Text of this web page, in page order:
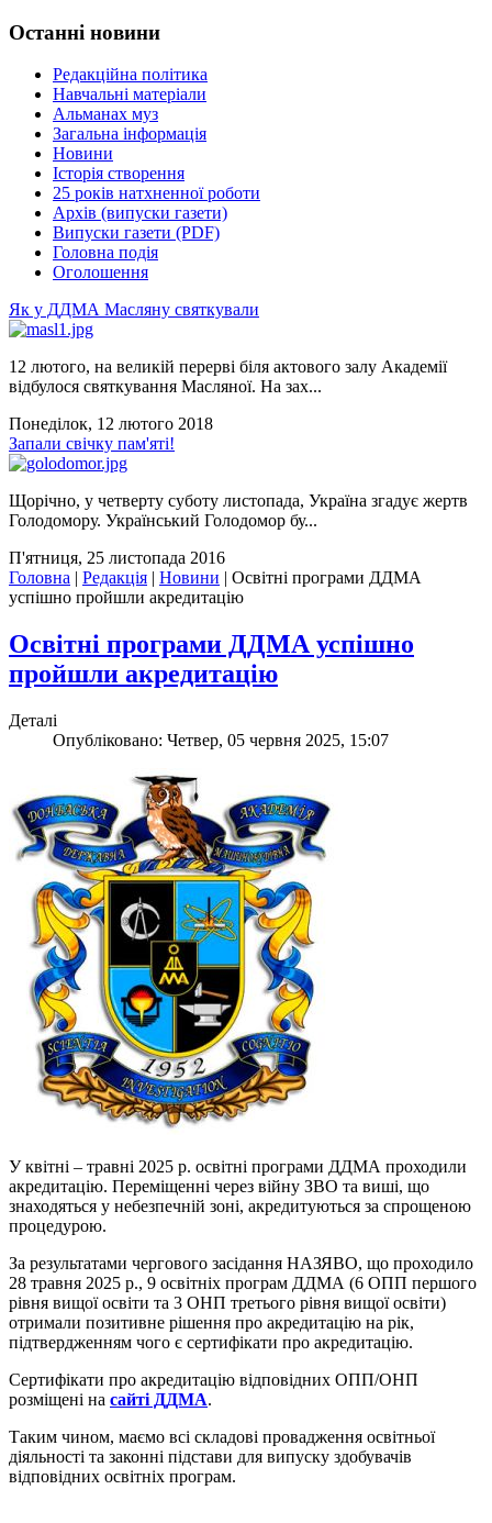
Останні новини
Редакційна політика
Навчальні матеріали
Альманах муз
Загальна інформація
Новини
Історія створення
25 років натхненної роботи
Архів (випуски газети)
Випуски газети (PDF)
Головна подія
Оголошення
Як у ДДМА Масляну святкували
12 лютого, на великій перерві біля актового залу Академії
відбулося святкування Масляної. На зах...
Понеділок, 12 лютого 2018
Запали свічку пам'яті!
Щорічно, у четверту суботу листопада, Україна згадує жертв
Голодомору. Український Голодомор бу...
П'ятниця, 25 листопада 2016
Головна | Редакція | Новини | Освітні програми ДДМА
успішно пройшли акредитацію
Освітні програми ДДМА успішно
пройшли акредитацію
Деталі
Опубліковано: Четвер, 05 червня 2025, 15:07
У квітні – травні 2025 р. освітні програми ДДМА проходили
акредитацію. Переміщенні через війну ЗВО та виші, що
знаходяться у небезпечній зоні, акредитуються за спрощеною
процедурою.
За результатами чергового засідання НАЗЯВО, що проходило
28 травня 2025 р., 9 освітніх програм ДДМА (6 ОПП першого
рівня вищої освіти та 3 ОНП третього рівня вищої освіти)
отримали позитивне рішення про акредитацію на рік,
підтвердженням чого є сертифікати про акредитацію.
Сертифікати про акредитацію відповідних ОПП/ОНП
розміщені на сайті ДДМА.
Таким чином, маємо всі складові провадження освітньої
діяльності та законні підстави для випуску здобувачів
відповідних освітніх програм.